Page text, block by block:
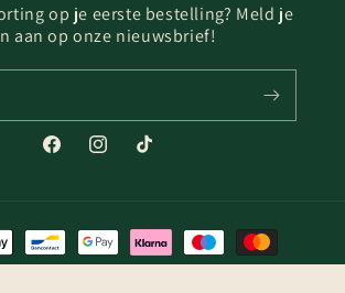
op je eerste bestelling? Meld je
aan op onze nieuwsbrief!
FacebookInstagramTikTok